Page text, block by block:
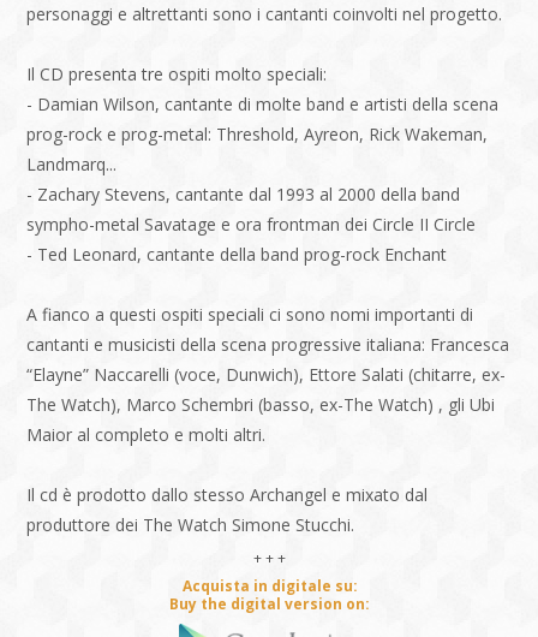
personaggi e altrettanti sono i cantanti coinvolti nel progetto.
Il CD presenta tre ospiti molto speciali:
- Damian Wilson, cantante di molte band e artisti della scena
prog-rock e prog-metal: Threshold, Ayreon, Rick Wakeman,
Landmarq...
- Zachary Stevens, cantante dal 1993 al 2000 della band
sympho-metal Savatage e ora frontman dei Circle II Circle
- Ted Leonard, cantante della band prog-rock Enchant
A fianco a questi ospiti speciali ci sono nomi importanti di
cantanti e musicisti della scena progressive italiana: Francesca
“Elayne” Naccarelli (voce, Dunwich), Ettore Salati (chitarre, ex-
The Watch), Marco Schembri (basso, ex-The Watch) , gli Ubi
Maior al completo e molti altri.
Il cd è prodotto dallo stesso Archangel e mixato dal
produttore dei The Watch Simone Stucchi.
+ + +
Acquista in digitale su:
Buy the digital version on: